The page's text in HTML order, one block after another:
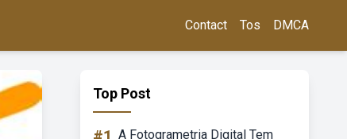
Contact Tos DMCA
Top Post
A Fotogrametria Digital Tem